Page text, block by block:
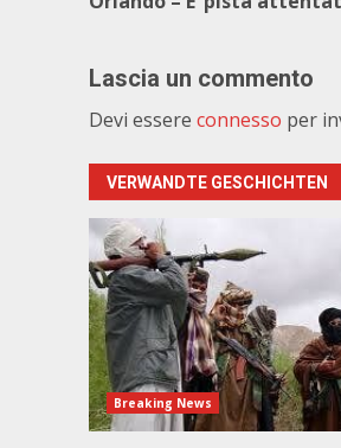
Lascia un commento
Devi essere connesso per
VERWANDTE GESCHICHTEN
Breaking News